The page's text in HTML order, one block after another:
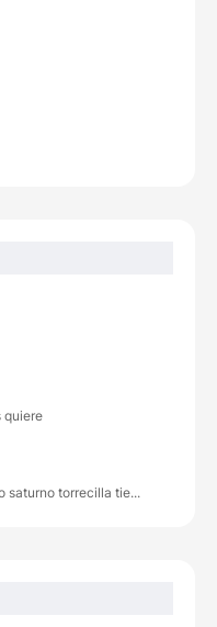
quiere
saturno torrecilla tie...